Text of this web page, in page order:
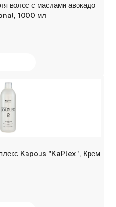
волос с маслами авокадо
1000 мл
Kapous "KaPlex", Крем